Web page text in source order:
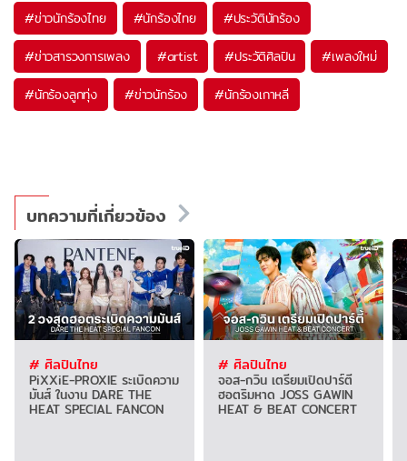
#ข่าวนักร้องไทย #นักร้องไทย #ประวัตินักร้อง
#ข่าวสารวงการเพลง #artist #ประวัติศิลปิน #เพลงใหม่
#นักร้องลูกทุ่ง #ข่าวนักร้อง #นักร้องเกาหลี
บทความที่เกี่ยวข้อง
# ศิลปินไทย
PiXXiE-PROXIE ระเบิดความ
มันส์ ในงาน DARE THE
HEAT SPECIAL FANCON
# ศิลปินไทย
จอส-กวิน เตรียมเปิดปาร์ตี้
ฮอตริมหาด JOSS GAWIN
HEAT & BEAT CONCERT